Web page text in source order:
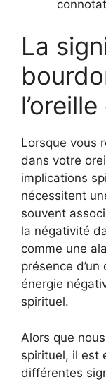
La
Lorsque vous
dans votre
implications
nécessitent
souvent
la négativité
comme une
présence
énergie
spirituel.
Alors que
spirituel, il est
différentes